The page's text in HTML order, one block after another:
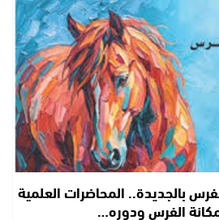
لمعرض الفرس بالجديدة.. المحاضرات العلمية
الفرس ودوره…